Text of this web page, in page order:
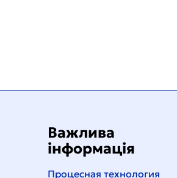
Важлива
інформація
Процесная технология